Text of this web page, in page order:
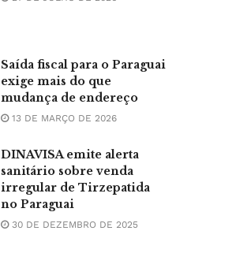
Saída fiscal para o Paraguai
exige mais do que
mudança de endereço
13 DE MARÇO DE 2026
DINAVISA emite alerta
sanitário sobre venda
irregular de Tirzepatida
no Paraguai
30 DE DEZEMBRO DE 2025